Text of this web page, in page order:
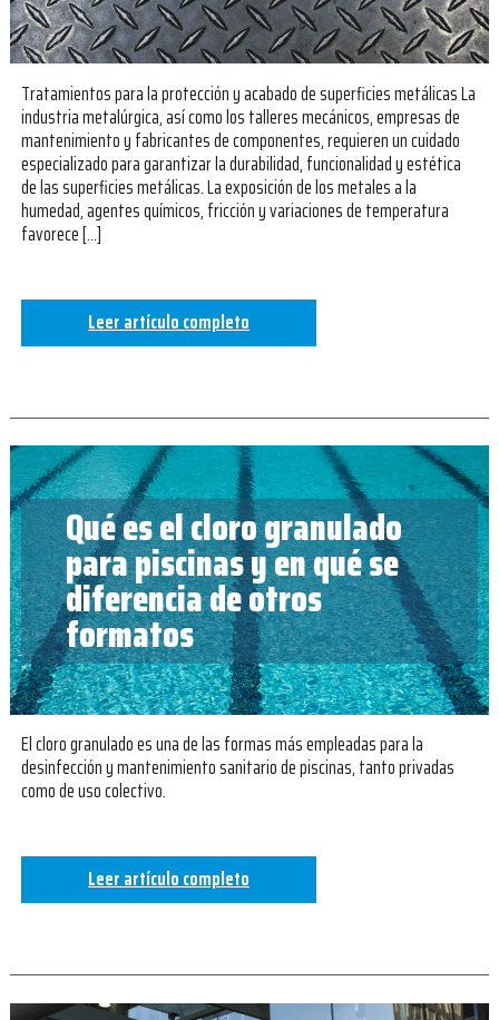
Tratamientos para la protección y acabado de superficies metálicas La
industria metalúrgica, así como los talleres mecánicos, empresas de
mantenimiento y fabricantes de componentes, requieren un cuidado
especializado para garantizar la durabilidad, funcionalidad y estética
de las superficies metálicas. La exposición de los metales a la
humedad, agentes químicos, fricción y variaciones de temperatura
favorece […]
Leer artículo completo
Qué es el cloro granulado
para piscinas y en qué se
diferencia de otros
formatos
El cloro granulado es una de las formas más empleadas para la
desinfección y mantenimiento sanitario de piscinas, tanto privadas
como de uso colectivo.
Leer artículo completo